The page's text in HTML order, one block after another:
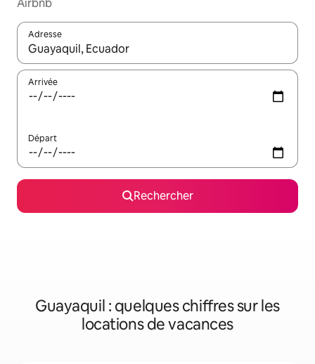
Airbnb
Adresse
Lorsque les résultats s'affichent, utilisez les flèches vers le
Arrivée
Départ
Rechercher
Guayaquil : quelques chiffres sur les
locations de vacances